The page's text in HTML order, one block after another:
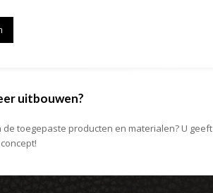
uitbouwen?
toegepaste producten en materialen? U geeft